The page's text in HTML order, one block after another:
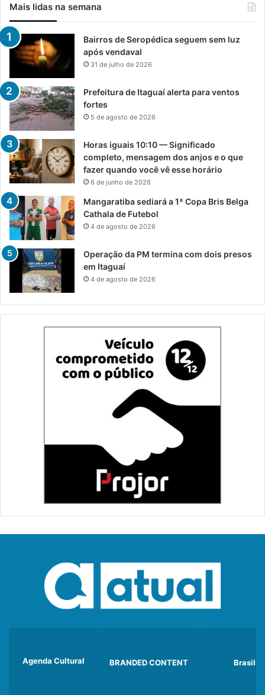
Mais lidas na semana
Bairros de Seropédica seguem sem luz
após vendaval
31 de julho de 2026
Prefeitura de Itaguaí alerta para ventos
fortes
5 de agosto de 2026
Horas iguais 10:10 — Significado
completo, mensagem dos anjos e o que
fazer quando você vê esse horário
6 de junho de 2026
Mangaratiba sediará a 1ª Copa Bris Belga
Cathala de Futebol
4 de agosto de 2026
Operação da PM termina com dois presos
em Itaguaí
4 de agosto de 2026
Agenda Cultural BRANDED CONTENT Brasil